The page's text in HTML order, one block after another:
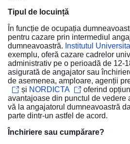
Tipul de locuință
În funcție de ocupația
pentru cazare prin intermediul
dumneavoastră. Institutul
exemplu, oferă cazare cadrelor
administrativ pe o perioadă de 12-
asigurată de angajator sau
de asemenea, amploare, agenții
și NORDICTA
oferind
avantajoase din punctul de vedere
vă la angajatorul dumneavoastră
parte dintr-un astfel de acord.
Închiriere sau cumpărare?